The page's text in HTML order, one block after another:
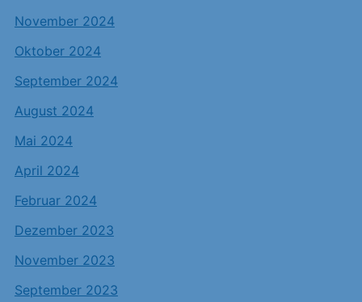
November 2024
Oktober 2024
September 2024
August 2024
Mai 2024
April 2024
Februar 2024
Dezember 2023
November 2023
September 2023